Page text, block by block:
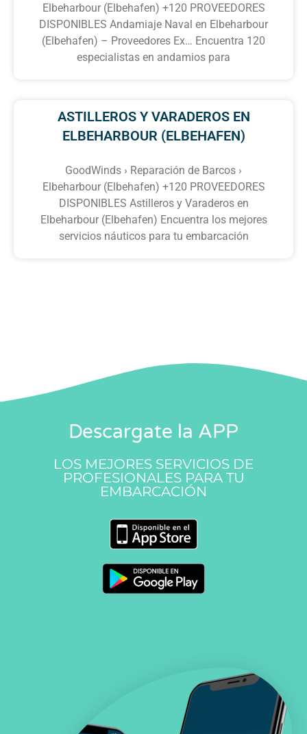
Elbeharbour (Elbehafen) +120 PROVEEDORES
DISPONIBLES Andamiaje Naval en Elbeharbour
(Elbehafen) – Proveedores Ex… Encuentra 120
especialistas en andamios para
ASTILLEROS Y VARADEROS EN
ELBEHARBOUR (ELBEHAFEN)
GoodWinds › Reparación de Barcos ›
Elbeharbour (Elbehafen) +120 PROVEEDORES
DISPONIBLES Astilleros y Varaderos en
Elbeharbour (Elbehafen) Encuentra los mejores
servicios náuticos para tu embarcación
Descargate la APP
LOS MEJORES SERVICIOS DE
PROFESIONALES PARA TU
EMBARCACIÓN